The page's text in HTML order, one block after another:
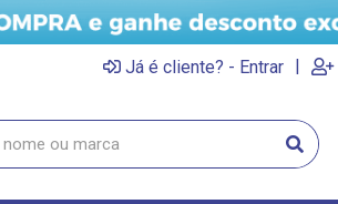
Já é cliente? - Entrar |